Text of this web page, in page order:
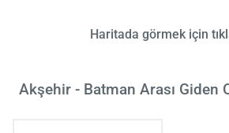
Haritada görmek için
Akşehir - Batman Arası Giden